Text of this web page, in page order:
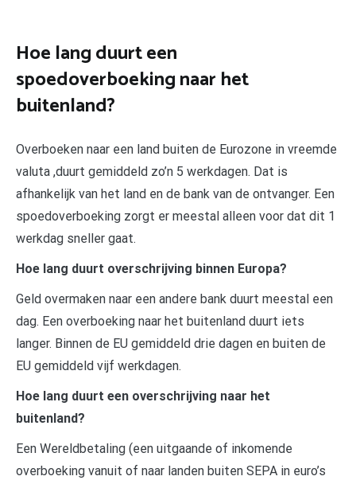
Hoe lang duurt een
spoedoverboeking naar het
buitenland?
Overboeken naar een land buiten de Eurozone in vreemde
valuta ,duurt gemiddeld zo’n 5 werkdagen. Dat is
afhankelijk van het land en de bank van de ontvanger. Een
spoedoverboeking zorgt er meestal alleen voor dat dit 1
werkdag sneller gaat.
Hoe lang duurt overschrijving binnen Europa?
Geld overmaken naar een andere bank duurt meestal een
dag. Een overboeking naar het buitenland duurt iets
langer. Binnen de EU gemiddeld drie dagen en buiten de
EU gemiddeld vijf werkdagen.
Hoe lang duurt een overschrijving naar het
buitenland?
Een Wereldbetaling (een uitgaande of inkomende
overboeking vanuit of naar landen buiten SEPA in euro’s